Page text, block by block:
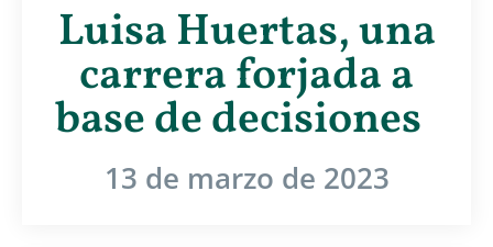
Luisa Huertas, una
carrera forjada a
base de decisiones
13 de marzo de 2023